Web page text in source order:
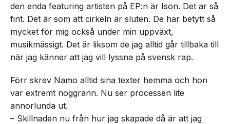
den enda featuring artisten på EP:n är Ison. Det är så
fint. Det är som att cirkeln är sluten. De har betytt så
mycket för mig också under min uppväxt,
musikmässigt. Det är liksom de jag alltid går tillbaka till
när jag känner att jag vill lyssna på svensk rap.
Förr skrev Namo alltid sina texter hemma och hon
var extremt noggrann. Nu ser processen lite
annorlunda ut.
– Skillnaden nu från hur jag skapade då är att jag